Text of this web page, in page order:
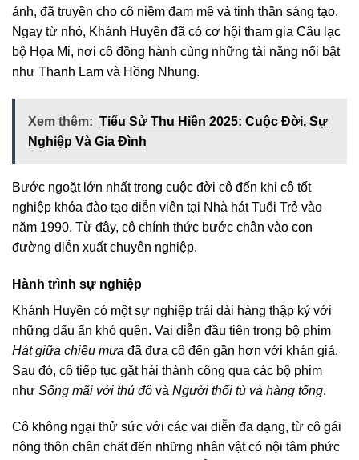
ảnh, đã truyền cho cô niềm đam mê và tinh thần sáng tạo.
Ngay từ nhỏ, Khánh Huyền đã có cơ hội tham gia Câu lạc
bộ Họa Mi, nơi cô đồng hành cùng những tài năng nổi bật
như Thanh Lam và Hồng Nhung.
Xem thêm: Tiểu Sử Thu Hiền 2025: Cuộc Đời, Sự
Nghiệp Và Gia Đình
Bước ngoặt lớn nhất trong cuộc đời cô đến khi cô tốt
nghiệp khóa đào tạo diễn viên tại Nhà hát Tuổi Trẻ vào
năm 1990. Từ đây, cô chính thức bước chân vào con
đường diễn xuất chuyên nghiệp.
Hành trình sự nghiệp
Khánh Huyền có một sự nghiệp trải dài hàng thập kỷ với
những dấu ấn khó quên. Vai diễn đầu tiên trong bộ phim
Hát giữa chiều mưa đã đưa cô đến gần hơn với khán giả.
Sau đó, cô tiếp tục gặt hái thành công qua các bộ phim
như Sống mãi với thủ đô và Người thổi tù và hàng tổng.
Cô không ngại thử sức với các vai diễn đa dạng, từ cô gái
nông thôn chân chất đến những nhân vật có nội tâm phức